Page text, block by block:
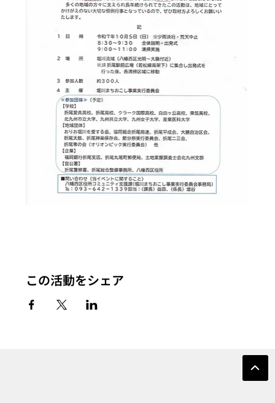
この活動をシェア